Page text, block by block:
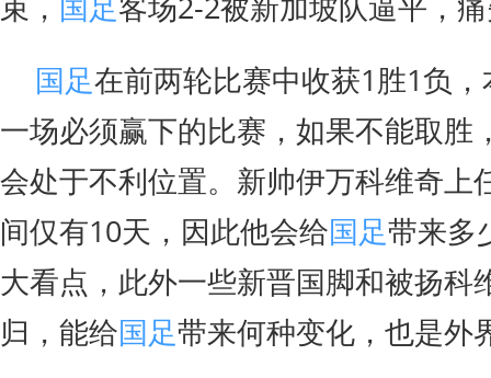
国足在前两轮比赛中收获1胜1负
一场必须赢下的比赛，如果不能取胜
会处于不利位置。新帅伊万科维奇上
间仅有10天，因此他会给国足带来多
大看点，此外一些新晋国脚和被扬科
归，能给国足带来何种变化，也是外